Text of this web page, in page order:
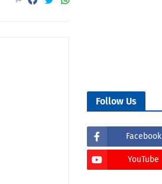
Follow Us
Facebook
YouTube